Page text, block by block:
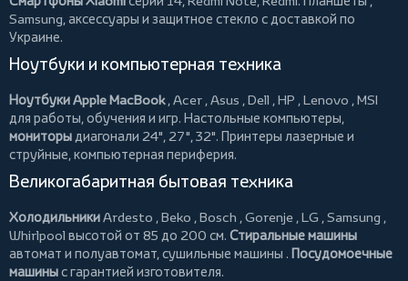
Samsung, аксессуары и защитное стекло с доставкой по
Украине.
Ноутбуки и компьютерная техника
Ноутбуки Apple MacBook, Acer , Asus , Dell , HP , Lenovo , MSI
для работы, обучения и игр. Настольные компьютеры,
мониторы диагонали 24", 27", 32". Принтеры лазерные и
струйные, компьютерная периферия.
Великогабаритная бытовая техника
ХолодильникиArdesto , Beko , Bosch , Gorenje , LG , Samsung ,
Whirlpool высотой от 85 до 200 см. Стиральные машины
автомат и полуавтомат, сушильные машины . Посудомоечные
машиныс гарантией изготовителя.